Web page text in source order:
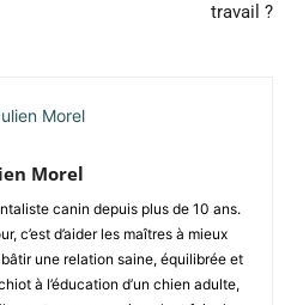
travail ?
Morel
canin depuis plus de 10 ans.
c’est d’aider les maîtres à mieux
une relation saine, équilibrée et
à l’éducation d’un chien adulte,